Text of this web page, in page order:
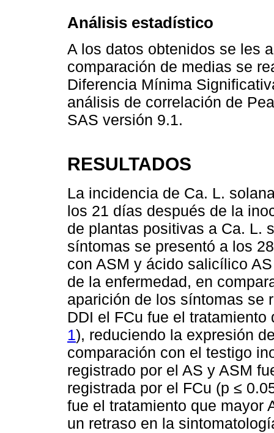
Análisis estadístico
A los datos obtenidos se les
comparación de medias se
Diferencia Mínima
análisis de correlación de
SAS versión 9.1.
RESULTADOS
La incidencia de Ca. L.
los 21 días después de la
de plantas positivas a Ca. L.
síntomas se presentó a los
con ASM y ácido salicílico
de la enfermedad, en
aparición de los síntomas se
DDI el FCu fue el
1), reduciendo la expresión
comparación con el testigo
registrado por el AS y ASM
registrada por el FCu (p ≤
fue el tratamiento que mayor
un retraso en la